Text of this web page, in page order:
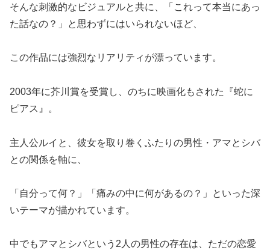
そんな刺激的なビジュアルと共に、「これって本当にあっ
た話なの？」と思わずにはいられないほど、
この作品には強烈なリアリティが漂っています。
2003年に芥川賞を受賞し、のちに映画化もされた『蛇に
ピアス』。
主人公ルイと、彼女を取り巻くふたりの男性・アマとシバ
との関係を軸に、
「自分って何？」「痛みの中に何があるの？」といった深
いテーマが描かれています。
中でもアマとシバという2人の男性の存在は、ただの恋愛